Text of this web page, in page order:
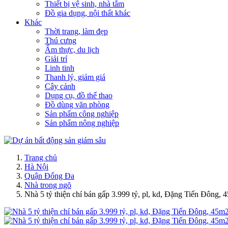
Thiết bị vệ sinh, nhà tắm
Đồ gia dụng, nội thất khác
Khác
Thời trang, làm đẹp
Thú cưng
Ẩm thực, du lịch
Giải trí
Linh tinh
Thanh lý, giảm giá
Cây cảnh
Dụng cụ, đồ thể thao
Đồ dùng văn phòng
Sản phẩm công nghiệp
Sản phẩm nông nghiệp
Trang chủ
Hà Nội
Quận Đống Đa
Nhà trong ngõ
Nhà 5 tỷ thiện chí bán gấp 3.999 tỷ, pl, kd, Đặng Tiến Đông,